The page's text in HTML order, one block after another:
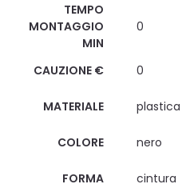
TEMPO
MONTAGGIO
MIN
0
CAUZIONE € 0
MATERIALE plastica
COLORE nero
FORMA cintura